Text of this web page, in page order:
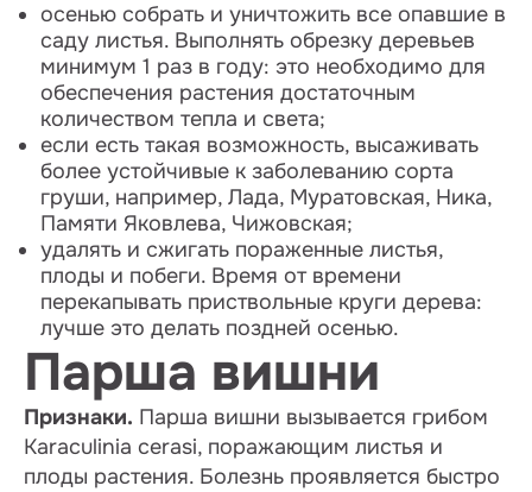
осенью собрать и уничтожить все опавшие в
саду листья. Выполнять обрезку деревьев
минимум 1 раз в году: это необходимо для
обеспечения растения достаточным
количеством тепла и света;
если есть такая возможность, высаживать
более устойчивые к заболеванию сорта
груши, например, Лада, Муратовская, Ника,
Памяти Яковлева, Чижовская;
удалять и сжигать пораженные листья,
плоды и побеги. Время от времени
перекапывать приствольные круги дерева:
лучше это делать поздней осенью.
Парша вишни
Признаки. Парша вишни вызывается грибом
Karaculinia cerasi, поражающим листья и
плоды растения. Болезнь проявляется быстро